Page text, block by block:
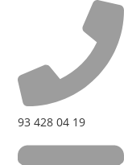
93 428 04 19